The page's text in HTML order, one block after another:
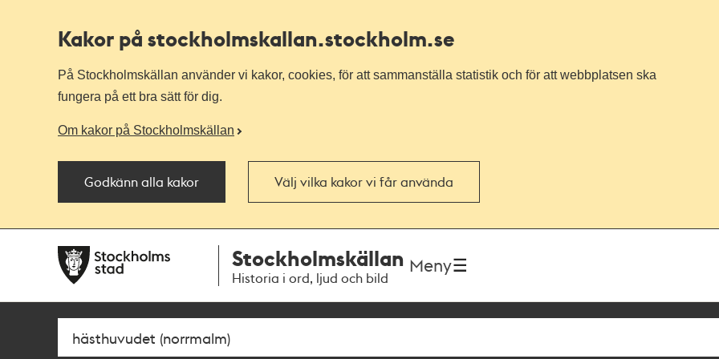
Kakor på stockholmskallan.stockholm.se
På Stockholmskällan använder vi kakor, cookies, för att sammanställa statistik och för att webbplatsen ska
fungera på ett bra sätt för dig.
Om kakor på Stockholmskällan
Godkänn alla kakor Välj vilka kakor vi får använda
navigationen
huvudinnehållet
Stockholmskällan
Historia i ord, ljud och bild
Meny
Sök